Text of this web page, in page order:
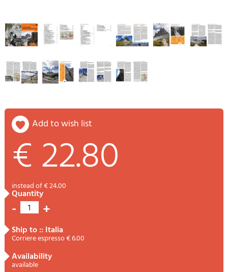
add to wish list
€ 22.80
instead of € 24.00
quantity
- 1 +
ship to :: Italia
Corriere espresso € 6.00
availability
available